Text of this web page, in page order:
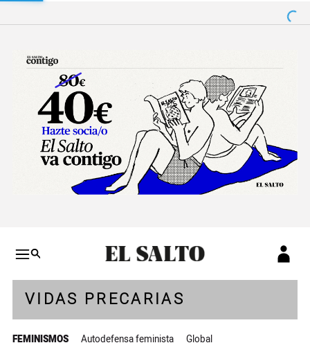
Salto a contenido
VIDAS PRECARIAS
FEMINISMOS Autodefensa feminista Global